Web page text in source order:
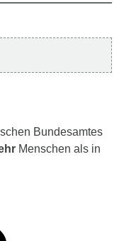
Bundesamtes
Menschen als in